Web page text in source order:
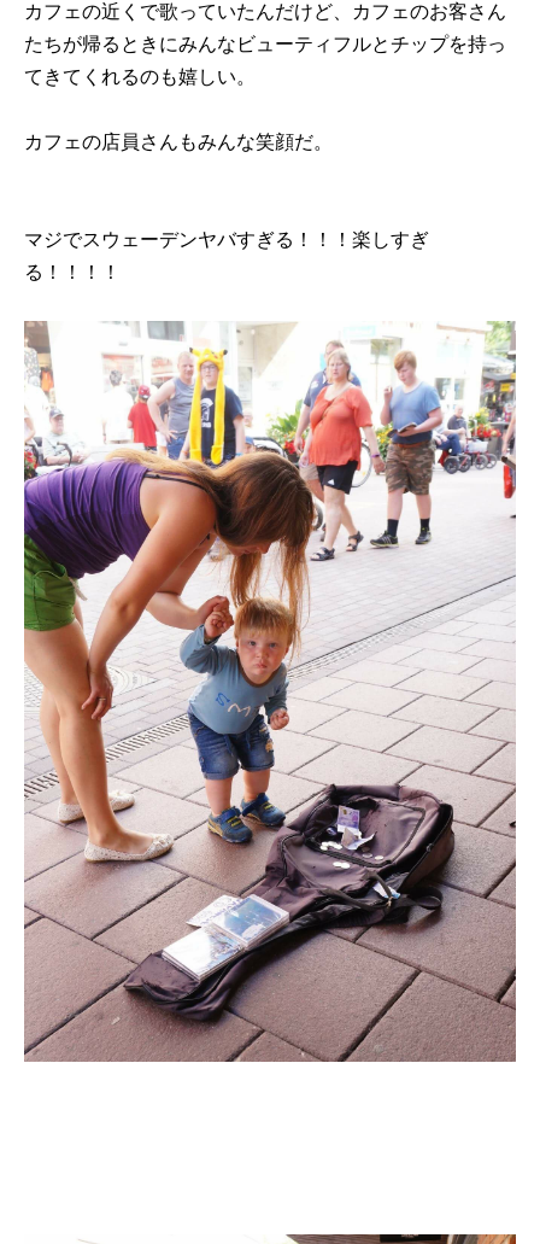
カフェの近くで歌っていたんだけど、カフェのお客さん
たちが帰るときにみんなビューティフルとチップを持っ
てきてくれるのも嬉しい。
カフェの店員さんもみんな笑顔だ。
マジでスウェーデンヤバすぎる！！！楽しすぎ
る！！！！